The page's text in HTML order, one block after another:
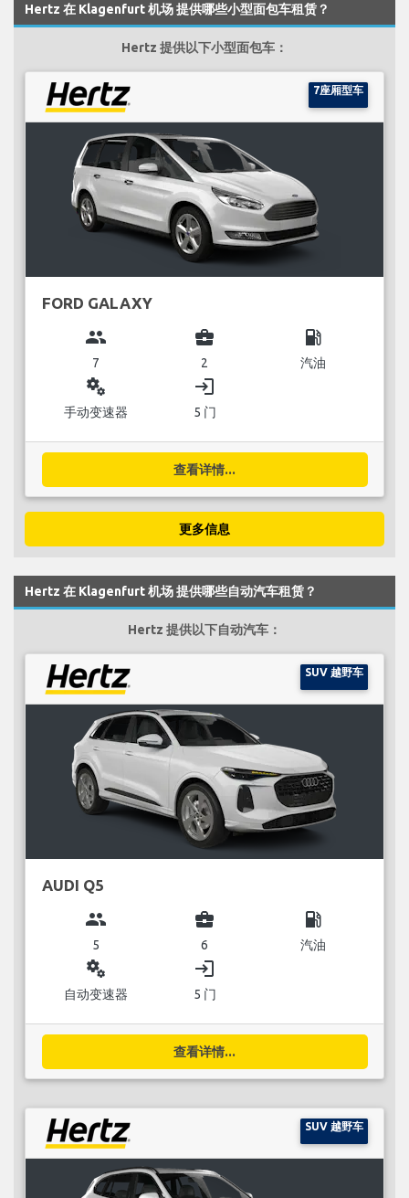
Hertz 在 Klagenfurt 机场 提供哪些小型面包车租赁？
Hertz 提供以下小型面包车：
7座厢型车
FORD GALAXY
group
7
business_center
2
local_gas_station
汽油
miscellaneous_services
手动变速器
login
5 门
查看详情...
更多信息
Hertz 在 Klagenfurt 机场 提供哪些自动汽车租赁？
Hertz 提供以下自动汽车：
SUV 越野车
AUDI Q5
group
5
business_center
6
local_gas_station
汽油
miscellaneous_services
自动变速器
login
5 门
查看详情...
SUV 越野车